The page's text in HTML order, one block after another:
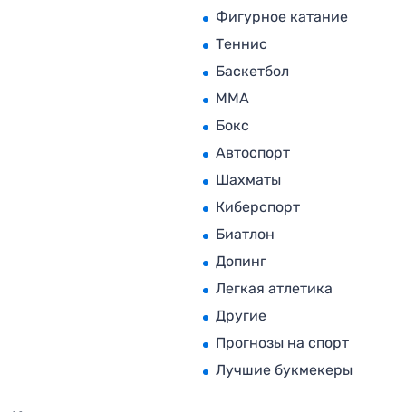
Фигурное катание
Теннис
Баскетбол
MMA
Бокс
Автоспорт
Шахматы
Киберспорт
Биатлон
Допинг
Легкая атлетика
Другие
Прогнозы на спорт
Лучшие букмекеры